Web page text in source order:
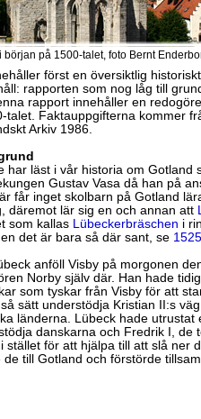
början på 1500-talet, foto Bernt
först en översiktlig
rapporten som nog låg till
rapport innehåller en
talet. Faktauppgifterna kommer
Arkiv 1986.
har läst i vår historia om Gotland
Gustav Vasa då han på
får inget skolbarn på Gotland
däremot lär sig en och annan att
som kallas Lübeckerbräschen i
det är bara så där sant, se
anföll Visby på morgonen
Norby själv där. Han hade
som tyskar från Visby för att
sätt understödja Kristian II:s
länderna. Lübeck hade utrustat
danskarna och Fredrik I, de
stället för att hjälpa till att slå ner
de till Gotland och förstörde